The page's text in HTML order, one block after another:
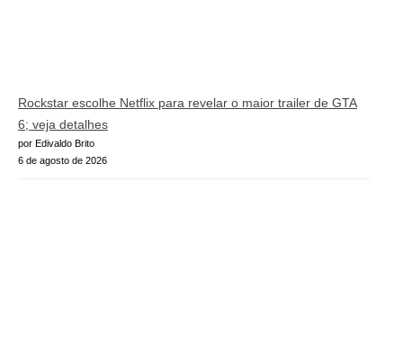
Rockstar escolhe Netflix para revelar o maior trailer de GTA
6; veja detalhes
por Edivaldo Brito
6 de agosto de 2026